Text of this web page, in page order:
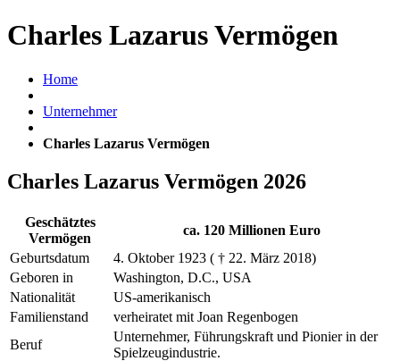
Charles Lazarus Vermögen
Home
Unternehmer
Charles Lazarus Vermögen
Charles Lazarus Vermögen 2026
Geschätztes
Vermögen
ca. 120 Millionen Euro
Geburtsdatum
4. Oktober 1923 ( † 22. März 2018)
Geboren in
Washington, D.C., USA
Nationalität
US-amerikanisch
Familienstand
verheiratet mit Joan Regenbogen
Beruf
Unternehmer, Führungskraft und Pionier in der
Spielzeugindustrie.